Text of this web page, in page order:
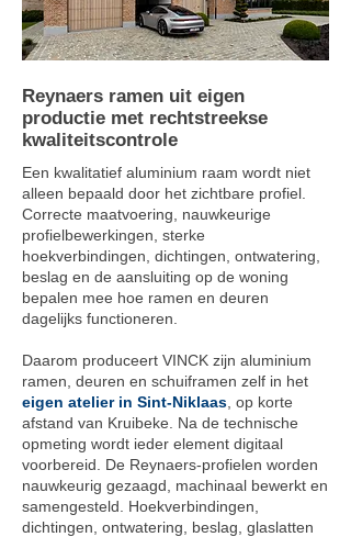
Reynaers ramen uit eigen
productie met rechtstreekse
kwaliteitscontrole
Een kwalitatief aluminium raam wordt niet
alleen bepaald door het zichtbare profiel.
Correcte maatvoering, nauwkeurige
profielbewerkingen, sterke
hoekverbindingen, dichtingen, ontwatering,
beslag en de aansluiting op de woning
bepalen mee hoe ramen en deuren
dagelijks functioneren.
Daarom produceert VINCK zijn aluminium
ramen, deuren en schuiframen zelf in het
eigen atelier in Sint-Niklaas , op korte
afstand van Kruibeke. Na de technische
opmeting wordt ieder element digitaal
voorbereid. De Reynaers-profielen worden
nauwkeurig gezaagd, machinaal bewerkt en
samengesteld. Hoekverbindingen,
dichtingen, ontwatering, beslag, glaslatten